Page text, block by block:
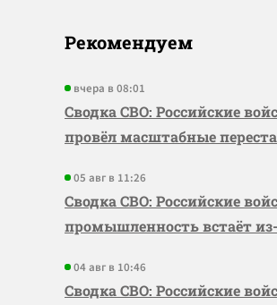
Рекомендуем
вчера в 08:01
Сводка СВО: Российские
провёл масштабные
05 авг в 11:26
Сводка СВО: Российские
промышленность встаёт
04 авг в 10:46
Сводка СВО: Российские